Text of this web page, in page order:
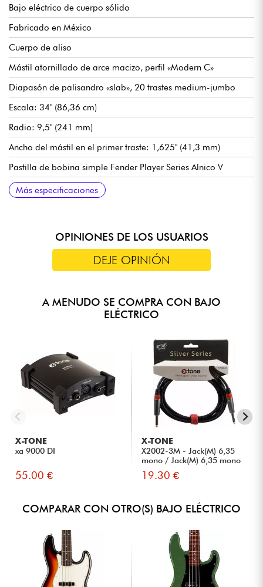
Bajo eléctrico de cuerpo sólido
Fabricado en México
Cuerpo de aliso
Mástil atornillado de arce macizo, perfil «Modern C»
Diapasón de palisandro «slab», 20 trastes medium-jumbo
Escala: 34" (86,36 cm)
Radio: 9,5" (241 mm)
Ancho del mástil en el primer traste: 1,625" (41,3 mm)
Pastilla de bobina simple Fender Player Series Alnico V
Volumen general
Tono general
Puente Fender Standard de 4 selletas
Clavijas de afinación Fender Standard
Acabado del cuerpo: poliéster brillante
Acabado del mástil: uretano satinado
Más especificaciones
OPINIONES DE LOS USUARIOS
DEJE OPINIÓN
A MENUDO SE COMPRA CON BAJO
ELÉCTRICO
X-TONE
xa 9000 DI
55.00 €
X-TONE
X2002-3M - Jack(M) 6,35
mono / Jack(M) 6,35 mono
S...
19.30 €
COMPARAR CON OTRO(S) BAJO ELÉCTRICO